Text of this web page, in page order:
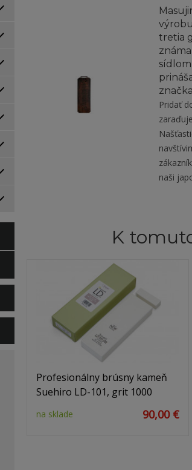
tretia
Pridať
naši
K
Profesionálny brúsny kameň
Suehiro LD-101, grit 1000
na sklade 90,00 €